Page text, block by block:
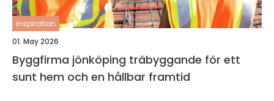
inspiration
01. May 2026
Byggfirma jönköping träbyggande för ett
sunt hem och en hållbar framtid